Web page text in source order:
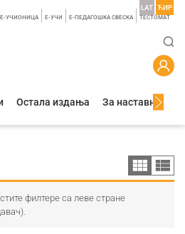
E-УЧИОНИЦА E-УЧИ Е-ПЕДАГОШКА СВЕСКА TЕСТОМАТ
LAT ЋИР
Остала издања За наставнике
филтере са леве стране